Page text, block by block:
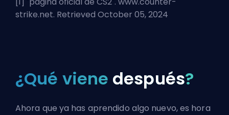
strike.net. Retrieved October 05, 2024
¿Qué viene después?
Ahora que ya has aprendido algo nuevo, es hora